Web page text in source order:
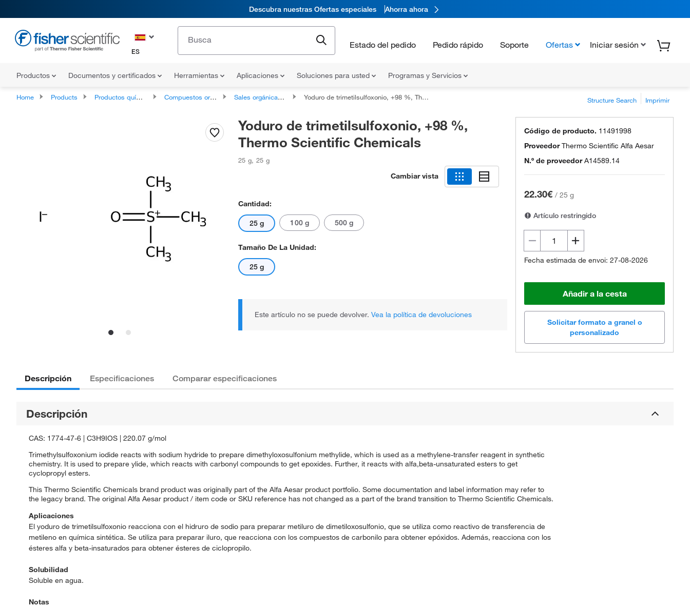
Descubra nuestras Ofertas especiales Ahorra ahora
ES
Estado del pedido Pedido rápido Soporte Ofertas Iniciar sesión
Productos Documentos y certificados Herramientas Aplicaciones Soluciones para usted Programas y Servicios
Home Products Productos químicos Compuestos orgánicos Sales orgánicas de yoduro Yoduro de trimetilsulfoxonio, +98 %, Thermo Scientific Chemicals Structure Search Imprimir
Yoduro de trimetilsulfoxonio, +98 %,
Thermo Scientific Chemicals
25 g, 25 g
Cambiar vista
Cantidad:
25 g 100 g 500 g
Tamaño De La Unidad:
25 g
Este artículo no se puede devolver. Vea la política de devoluciones
Código de producto. 11491998
ProveedorThermo Scientific Alfa Aesar
N.º de proveedor A14589.14
22.30€ / 25 g
Artículo restringido
Fecha estimada de envoi: 27-08-2026
Añadir a la cesta
Solicitar formato a granel o
personalizado
Descripción Especificaciones Comparar especificaciones
Descripción
CAS: 1774-47-6 | C3H9IOS | 220.07 g/mol
Trimethylsulfoxonium iodide reacts with sodium hydride to prepare dimethyloxosulfonium methylide, which is used as a methylene-transfer reagent in synthetic
chemistry. It is used to prepare ylide, which reacts with carbonyl compounds to get epoxides. Further, it reacts with alfa,beta-unsaturated esters to get
cyclopropyl esters.
This Thermo Scientific Chemicals brand product was originally part of the Alfa Aesar product portfolio. Some documentation and label information may refer to
the legacy brand. The original Alfa Aesar product / item code or SKU reference has not changed as a part of the brand transition to Thermo Scientific Chemicals.
Aplicaciones
El yoduro de trimetilsulfoxonio reacciona con el hidruro de sodio para preparar metiluro de dimetiloxosulfonio, que se utiliza como reactivo de transferencia de
metileno en química sintética. Se utiliza para preparar iluro, que reacciona con los compuestos de carbonilo para obtener epóxidos. Además, reacciona con los
ésteres alfa y beta-insaturados para obtener ésteres de ciclopropilo.
Solubilidad
Soluble en agua.
Notas